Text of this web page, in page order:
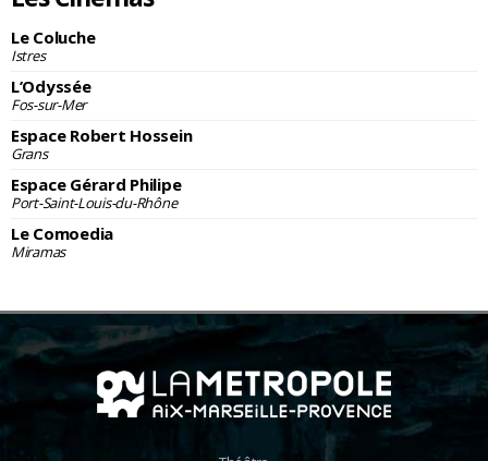
Le Coluche
Istres
L’Odyssée
Fos-sur-Mer
Espace Robert Hossein
Grans
Espace Gérard Philipe
Port-Saint-Louis-du-Rhône
Le Comoedia
Miramas